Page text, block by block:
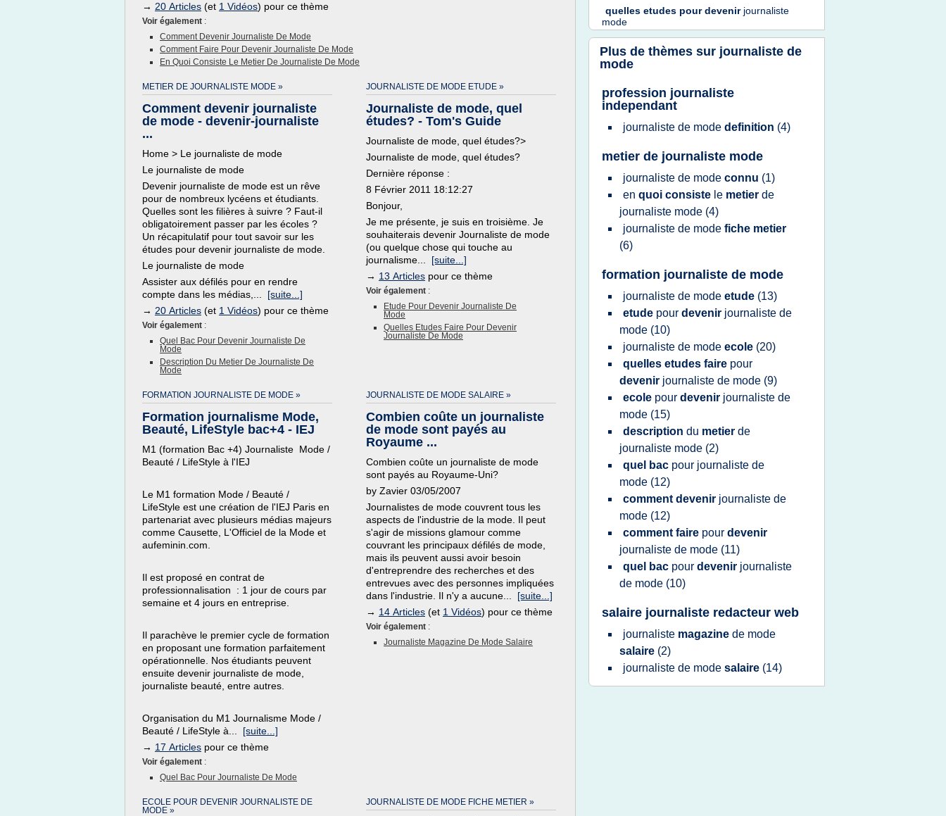
→ 20 Articles (et 1 Vidéos) pour ce thème
Voir également :
Comment Devenir Journaliste De Mode
Comment Faire Pour Devenir Journaliste De Mode
En Quoi Consiste Le Metier De Journaliste De Mode
METIER DE JOURNALISTE MODE »
Comment devenir journaliste
de mode - devenir-journaliste
...
Home > Le journaliste de mode
Le journaliste de mode
Devenir journaliste de mode est un rêve
pour de nombreux lycéens et étudiants.
Quelles sont les filières à suivre ? Faut-il
obligatoirement passer par les écoles ?
Un récapitulatif pour tout savoir sur les
études pour devenir journaliste de mode.
Le journaliste de mode
Assister aux défilés pour en rendre
compte dans les médias,... [suite...]
→ 20 Articles (et 1 Vidéos) pour ce thème
Voir également :
Quel Bac Pour Devenir Journaliste De
Mode
Description Du Metier De Journaliste De
Mode
JOURNALISTE DE MODE ETUDE »
Journaliste de mode, quel
études? - Tom's Guide
Journaliste de mode, quel études?>
Journaliste de mode, quel études?
Dernière réponse :
8 Février 2011 18:12:27
Bonjour,
Je me présente, je suis en troisième. Je
souhaiterais devenir Journaliste de mode
(ou quelque chose qui touche au
journalisme... [suite...]
→ 13 Articles pour ce thème
Voir également :
Etude Pour Devenir Journaliste De
Mode
Quelles Etudes Faire Pour Devenir
Journaliste De Mode
FORMATION JOURNALISTE DE MODE »
Formation journalisme Mode,
Beauté, LifeStyle bac+4 - IEJ
M1 (formation Bac +4) Journaliste Mode /
Beauté / LifeStyle à l'IEJ
Le M1 formation Mode / Beauté /
LifeStyle est une création de l'IEJ Paris en
partenariat avec plusieurs médias majeurs
comme Causette, L'Officiel de la Mode et
aufeminin.com.
Il est proposé en contrat de
professionnalisation : 1 jour de cours par
semaine et 4 jours en entreprise.
Il parachève le premier cycle de formation
en proposant une formation parfaitement
opérationnelle. Nos étudiants peuvent
ensuite devenir journaliste de mode,
journaliste beauté, entre autres.
Organisation du M1 Journalisme Mode /
Beauté / LifeStyle à... [suite...]
→ 17 Articles pour ce thème
Voir également :
Quel Bac Pour Journaliste De Mode
JOURNALISTE DE MODE SALAIRE »
Combien coûte un journaliste
de mode sont payés au
Royaume ...
Combien coûte un journaliste de mode
sont payés au Royaume-Uni?
by Zavier 03/05/2007
Journalistes de mode couvrent tous les
aspects de l'industrie de la mode. Il peut
s'agir de missions glamour comme
couvrant les principaux défilés de mode,
mais ils peuvent aussi avoir besoin
d'entreprendre des recherches et des
entrevues avec des personnes impliquées
dans l'industrie. Il n'y a aucune... [suite...]
→ 14 Articles (et 1 Vidéos) pour ce thème
Voir également :
Journaliste Magazine De Mode Salaire
ECOLE POUR DEVENIR JOURNALISTE DE
MODE »
JOURNALISTE DE MODE FICHE METIER »
quelles etudes pourdevenir journaliste
mode
Plus de thèmes sur journaliste de
mode
profession journaliste
independant
journaliste de mode definition (4)
metier de journaliste mode
journaliste de mode connu (1)
en quoi consiste le metier de
journaliste mode (4)
journaliste de mode fiche metier
(6)
formation journaliste de mode
journaliste de mode etude (13)
etude pour devenir journaliste de
mode (10)
journaliste de mode ecole (20)
quelles etudes faire pour
devenir journaliste de mode (9)
ecole pour devenir journaliste de
mode (15)
description du metier de
journaliste mode (2)
quel bac pour journaliste de
mode (12)
comment devenir journaliste de
mode (12)
comment faire pour devenir
journaliste de mode (11)
quel bac pour devenir journaliste
de mode (10)
salaire journaliste redacteur web
journaliste magazine de mode
salaire (2)
journaliste de mode salaire (14)